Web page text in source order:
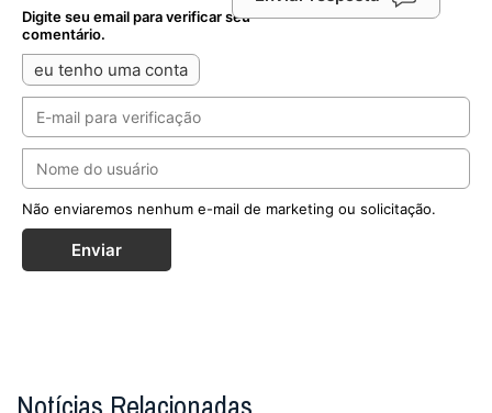
Digite seu email para verificar seu
comentário.
eu tenho uma conta
Não enviaremos nenhum e-mail de marketing ou solicitação.
Enviar